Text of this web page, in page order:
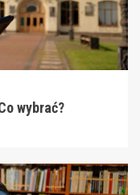
wybrać?